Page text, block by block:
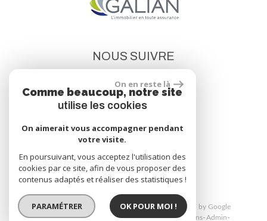
NOUS SUIVRE
© 2026 | Tous droits réservés | Traduction powered by Google
Plan du site Mentions légales Nos honoraires Liens Admin
On en reste là
Comme beaucoup, notre site
utilise les cookies
On aimerait vous accompagner pendant
votre visite.
En poursuivant, vous acceptez l'utilisation des
cookies par ce site, afin de vous proposer des
contenus adaptés et réaliser des statistiques !
PARAMÉTRER OK POUR MOI !